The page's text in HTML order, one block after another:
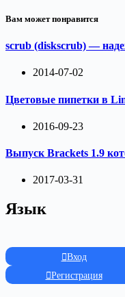
Вам может понравится
scrub (diskscrub) —
2014-07-02
Цветовые пипетки в
2016-09-23
Выпуск Brackets 1.9
2017-03-31
Язык
Вход
Регистрация